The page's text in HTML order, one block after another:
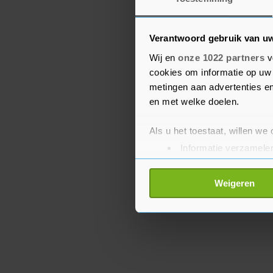
Verantwoord gebruik van
Wij en onze 1022 partners
cookies om informatie op
metingen aan advertenties
en met welke doelen.
Als u het toestaat, willen we
Informatie
Uw apparaat
Lees meer over hoe uw
toestemming op elk moment
Weigeren
getroffen regio’s
gemuteerde virusversie
besmettelijker.
De Indiase variant is
aangetroffen, meldde
heeft het vliegverkeer